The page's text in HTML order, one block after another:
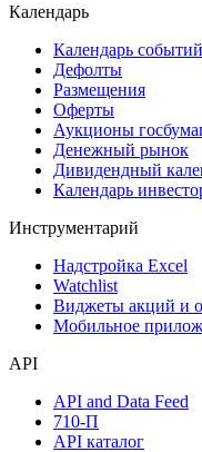
Календарь
Календарь событий
Дефолты
Размещения
Оферты
Аукционы
Денежный рынок
Дивидендный
Календарь
Инструментарий
Надстройка Excel
Watchlist
Виджеты акций и
Мобильное
API
API and Data Feed
710-П
API каталог